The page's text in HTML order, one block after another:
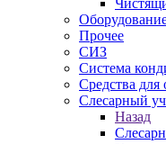
Прочее
СИЗ
Система
Средства для
Слесарный
Назад